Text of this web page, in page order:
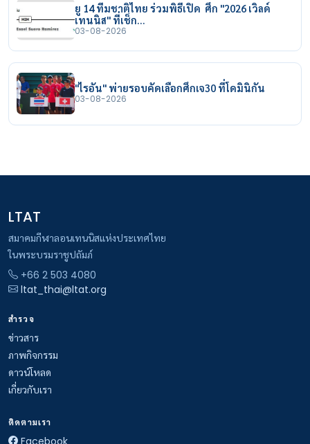
ยู 14 ทีมชาติไทย ร่วมพิธีเปิด ศึก "2026 เวิลด์
เทนนิส" ที่เช็ก…
03-08-2026
"ไรอัน" พ่ายรอบคัดเลือกศึกเจ30 ที่โดมินิกัน
03-08-2026
LTAT
สมาคมกีฬาลอนเทนนิสแห่งประเทศไทย
ในพระบรมราชูปถัมภ์
+66 2 503 4080
ltat_thai@ltat.org
สำรวจ
ข่าวสาร
ภาพกิจกรรม
ดาวน์โหลด
เกี่ยวกับเรา
ติดตามเรา
Facebook